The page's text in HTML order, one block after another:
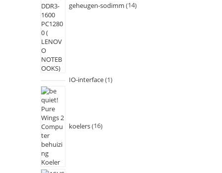
geheugen-sodimm 14
IO-interface 1
koelers 16